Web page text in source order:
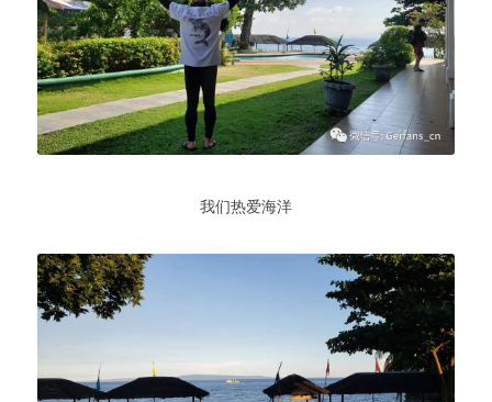
我们热爱海洋